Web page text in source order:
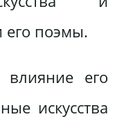
его поэмы.
его
искусства